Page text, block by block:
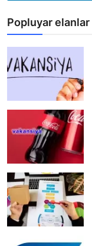
Popluyar elanlar